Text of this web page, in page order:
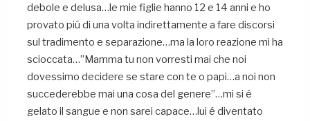
debole e delusa…le mie figlie hanno 12 e 14 anni e ho
provato piú di una volta indirettamente a fare discorsi
sul tradimento e separazione…ma la loro reazione mi ha
scioccata…”Mamma tu non vorresti mai che noi
dovessimo decidere se stare con te o papi…a noi non
succederebbe mai una cosa del genere”…mi si é
gelato il sangue e non sarei capace…lui é diventato